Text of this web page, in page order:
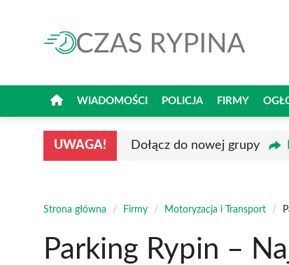
WIADOMOŚCI POLICJA FIRMY
UWAGA! Dołącz do nowej grupy
Strona główna / Firmy / Motoryzacja i Transport /
Parking Rypin –